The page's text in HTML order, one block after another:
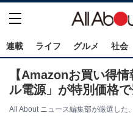
連載 ライフ グルメ 社会
【Amazonお買い得
ル電源」が特別価格で
All About ニュース編集部が厳選した